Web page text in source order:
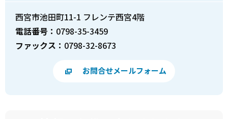
西宮市池田町11-1 フレンテ西宮4階
電話番号： 0798-35-3459
ファックス： 0798-32-8673
お問合せメールフォーム